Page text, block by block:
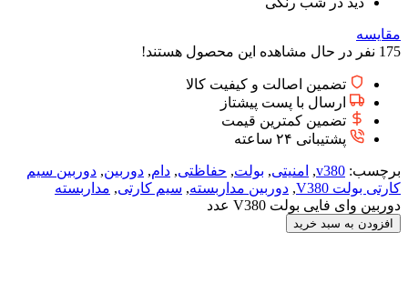
مقایسه
175 نفر در حال مشاهده این محصول هستند!
تضمین اصالت و کیفیت کالا
ارسال با پست پیشتاز
تضمین کمترین قیمت
پشتیبانی ۲۴ ساعته
برچسب: v380
, امنیتی, بولت, حفاظتی, دام, دوربین, دوربین سیم
کارتی بولت V380
, دوربین مداربسته, سیم کارتی, مداربسته
دوربین وای فایی بولت V380 عدد
افزودن به سبد خرید